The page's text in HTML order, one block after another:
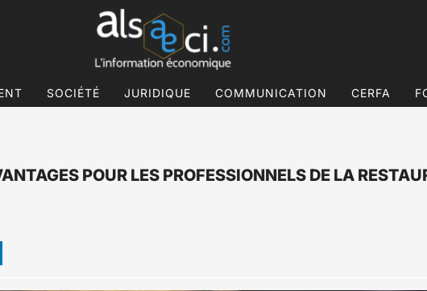
SOCIÉTÉ JURIDIQUE COMMUNICATION CERFA
POUR LES PROFESSIONNELS DE LA